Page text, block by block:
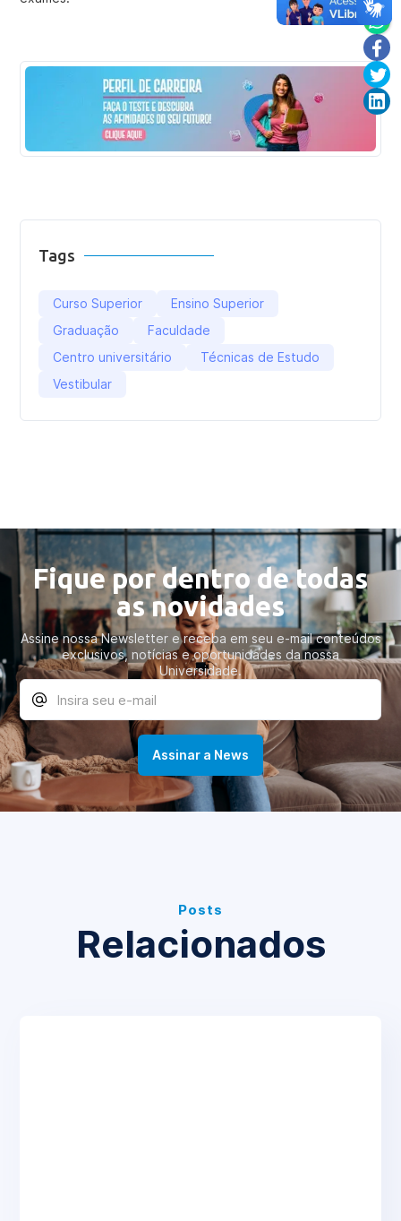
Tags
Curso Superior
Ensino Superior
Graduação
Faculdade
Centro universitário
Técnicas de Estudo
Vestibular
Fique por dentro de todas
as novidades
Assine nossa Newsletter e receba em seu e-mail conteúdos
exclusivos, notícias e oportunidades da nossa
Universidade.
Posts
Relacionados